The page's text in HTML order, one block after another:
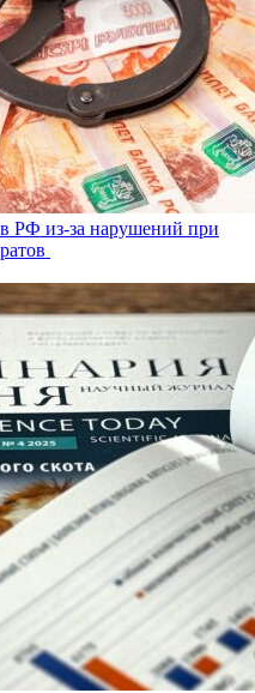
РФ из-за нарушений при